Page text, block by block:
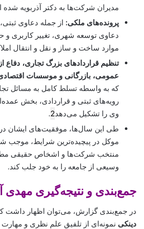
مدیران شرکت‌ها به دکتر آذربویه
پرونده‌های ملکی: از جمله دعاوی
دعاوی توسعه شهری، تغییر کاربری و
موارد ساخت و ساز و نقل و انتقال
تنظیم قراردادهای بزرگ تجاری،
عمومی، بازرگانی و موسسات
که به واسطه تسلط کامل به مسائل
رویه‌های ثبتی و قراردادی، بخش
وی را تشکیل می‌دهد2
.
طی این سال‌ها، موفقیت‌های ایشان
موکل در پیچیده‌ترین شرایط، موجب
منتخب شرکت‌ها و اشخاص حقیقی
وسیعی از جامعه را به خود جلب کند.
جمع‌بندی و نتیجه‌گیری مهدی
در جمع‌بندی گزارش، می‌توان اظهار داشت
دینکی نمونه‌ای از تلفیق علم نظری و